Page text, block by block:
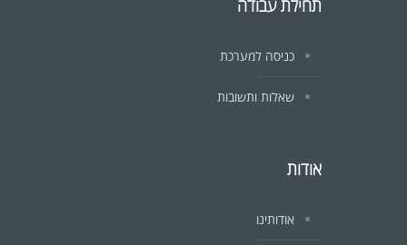
תחילת עבודה
כניסה למערכת
שאלות ותשובות
אודות
אודותינו